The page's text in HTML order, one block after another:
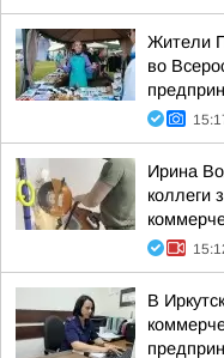
Жители
во
Ирина
коллеги
В